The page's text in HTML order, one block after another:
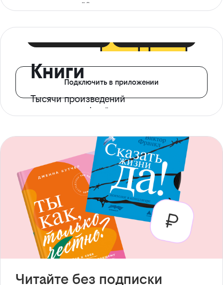
ограничений*
Книги
Тысячи произведений
с доступом офлайн
Подключить в приложении
Читайте без подписки